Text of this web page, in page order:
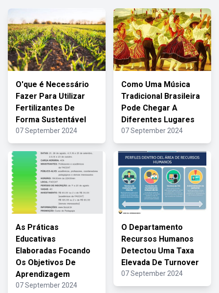
O'que é Necessário
Fazer Para Utilizar
Fertilizantes De
Forma Sustentável
07 September 2024
Como Uma Música
Tradicional Brasileira
Pode Chegar A
Diferentes Lugares
07 September 2024
As Práticas
Educativas
Elaboradas Focando
Os Objetivos De
Aprendizagem
07 September 2024
O Departamento
Recursos Humanos
Detectou Uma Taxa
Elevada De Turnover
07 September 2024